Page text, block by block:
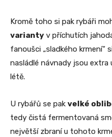
Kromě toho si pak rybáři
varianty v příchutích
fanoušci „sladkého krmení“
nasládlé návnady jsou extra
létě.
U rybářů se pak velké
tedy čistá fermentovaná
největší zbraní u tohoto